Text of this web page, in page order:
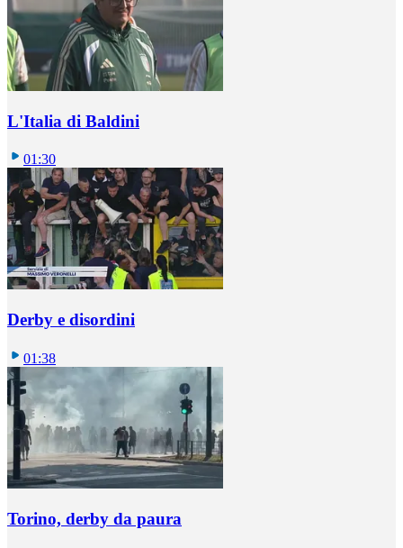
L'Italia di Baldini
01:30
Derby e disordini
01:38
Torino, derby da paura